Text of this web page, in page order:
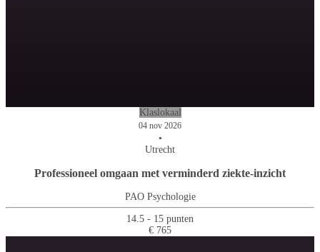
Klaslokaal
04 nov 2026
•
Utrecht
Professioneel omgaan met verminderd ziekte-inzicht
PAO Psychologie
14.5 - 15 punten
€ 765